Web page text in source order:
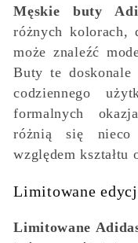
Męskie buty
różnych kolorach,
może znaleźć
Buty te doskonale
codziennego
formalnych
różnią się nieco
względem kształtu
Limitowane
Limitowane